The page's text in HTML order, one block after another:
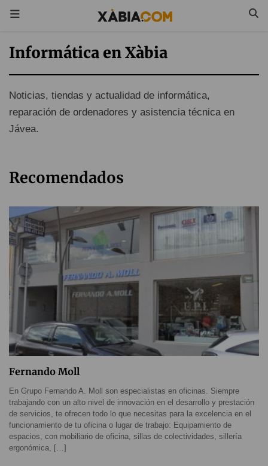
Informática en Xàbia
Noticias, tiendas y actualidad de informática,
reparación de ordenadores y asistencia técnica en
Jávea.
Recomendados
Fernando Moll
En Grupo Fernando A. Moll son especialistas en oficinas. Siempre
trabajando con un alto nivel de innovación en el desarrollo y prestación
de servicios, te ofrecen todo lo que necesitas para la excelencia en el
funcionamiento de tu oficina o lugar de trabajo: Equipamiento de
espacios, con mobiliario de oficina, sillas de colectividades, sillería
ergonómica, […]